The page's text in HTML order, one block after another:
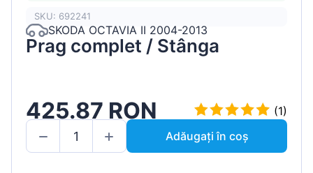
SKU: 692241
SKODA OCTAVIA II 2004-2013
Prag complet / Stânga
425.87 RON
(1)
Adăugați în coș